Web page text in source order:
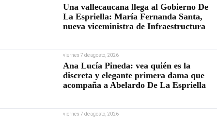
Una vallecaucana llega al Gobierno De
La Espriella: María Fernanda Santa,
nueva viceministra de Infraestructura
viernes 7 de agosto, 2026
Ana Lucía Pineda: vea quién es la
discreta y elegante primera dama que
acompaña a Abelardo De La Espriella
viernes 7 de agosto, 2026